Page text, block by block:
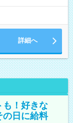
詳細へ
も！好きな
日に給料